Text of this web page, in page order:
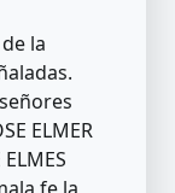
la
ELMER